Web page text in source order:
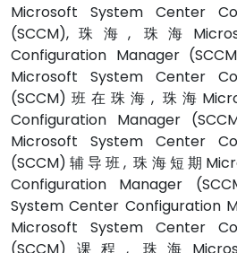
Microsoft System Center
(SCCM),珠海, 珠海
Configuration Manager
Microsoft System Center
(SCCM)班在珠海, 珠海
Configuration Manager
Microsoft System Center
(SCCM)辅导班, 珠海短期
Configuration Manager
System Center Configuration
Microsoft System Center